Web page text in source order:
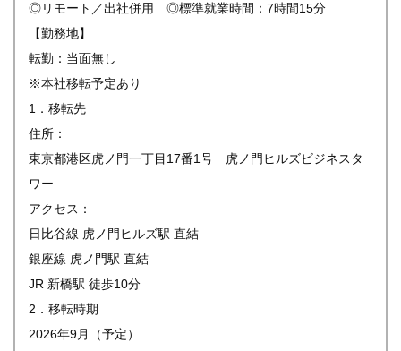
◎リモート／出社併用 ◎標準就業時間：7時間15分
【勤務地】
転勤：当面無し
※本社移転予定あり
1．移転先
住所：
東京都港区虎ノ門一丁目17番1号 虎ノ門ヒルズビジネスタ
ワー
アクセス：
日比谷線 虎ノ門ヒルズ駅 直結
銀座線 虎ノ門駅 直結
JR 新橋駅 徒歩10分
2．移転時期
2026年9月（予定）